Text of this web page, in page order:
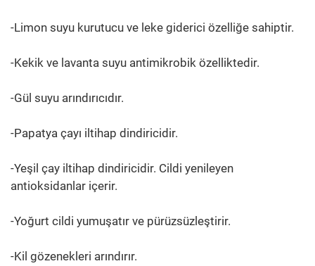
-Limon suyu kurutucu ve leke giderici özelliğe sahiptir.
-Kekik ve lavanta suyu antimikrobik özelliktedir.
-Gül suyu arındırıcıdır.
-Papatya çayı iltihap dindiricidir.
-Yeşil çay iltihap dindiricidir. Cildi yenileyen
antioksidanlar içerir.
-Yoğurt cildi yumuşatır ve pürüzsüzleştirir.
-Kil gözenekleri arındırır.